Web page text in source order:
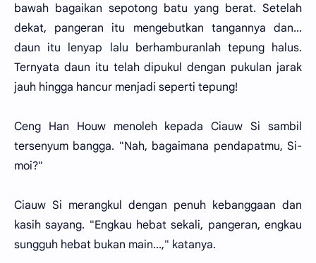
bawah bagaikan sepotong batu yang berat. Setelah
dekat, pangeran itu mengebutkan tangannya dan...
daun itu lenyap lalu berhamburanlah tepung halus.
Ternyata daun itu telah dipukul dengan pukulan jarak
jauh hingga hancur menjadi seperti tepung!
Ceng Han Houw menoleh kepada Ciauw Si sambil
tersenyum bangga. "Nah, bagaimana pendapatmu, Si-
moi?"
Ciauw Si merangkul dengan penuh kebanggaan dan
kasih sayang. "Engkau hebat sekali, pangeran, engkau
sungguh hebat bukan main...," katanya.